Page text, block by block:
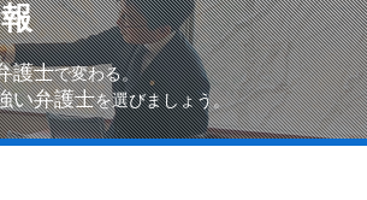
護士で変わる。
い弁護士を選びましょう。